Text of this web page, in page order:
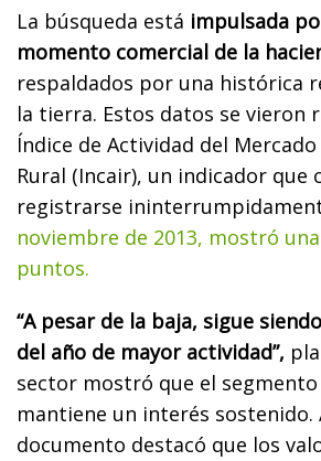
La búsqueda está impulsada
momento comercial de la
respaldados por una histórica
la tierra. Estos datos se vieron
Índice de Actividad del
Rural (Incair), un indicador que
registrarse
noviembre de 2013, mostró
puntos.
“A pesar de la baja, sigue
del año de mayor actividad”,
sector mostró que el
mantiene un interés sostenido.
documento destacó que los